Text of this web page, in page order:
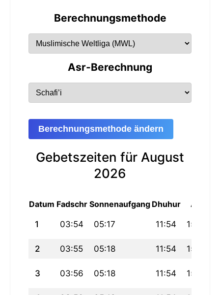
Berechnungsmethode
Asr-Berechnung
Berechnungsmethode ändern
Gebetszeiten für August
2026
Datum Fadschr Sonnenaufgang Dhuhur Asr
1 03:54 05:17 11:54 15:19
2 03:55 05:18 11:54 15:19
3 03:56 05:18 11:54 15:19